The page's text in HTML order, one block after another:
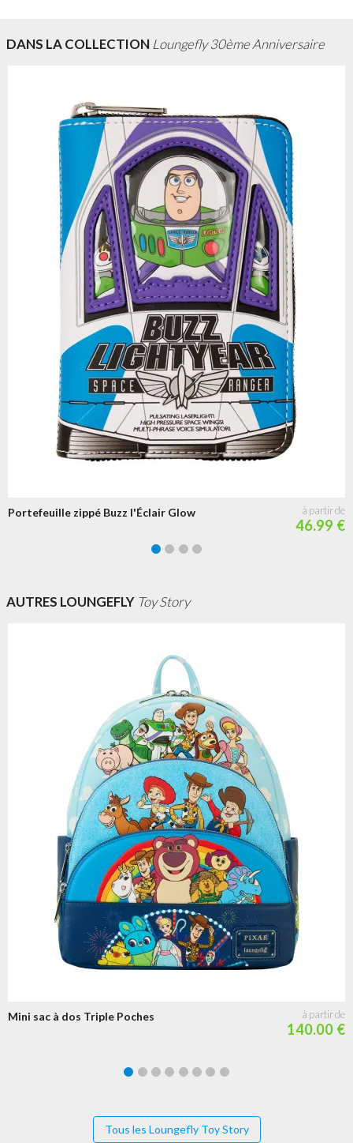
DANS LA COLLECTION Loungefly 30ème Anniversaire
Portefeuille zippé Buzz l'Éclair Glow
46.99 €
AUTRES LOUNGEFLY Toy Story
Mini sac à dos Triple Poches
140.00 €
Tous les Loungefly Toy Story